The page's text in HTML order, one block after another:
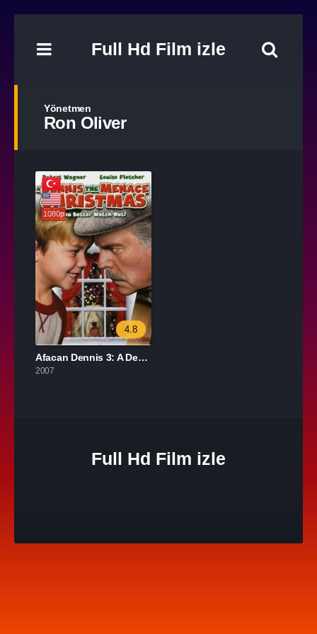
Full Hd Film izle
Yönetmen
Ron Oliver
1080p
4.8
Afacan Dennis 3: A Dennis the Menace Christmas izle
2007
Full Hd Film izle